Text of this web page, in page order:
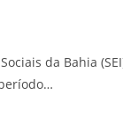
da Bahia